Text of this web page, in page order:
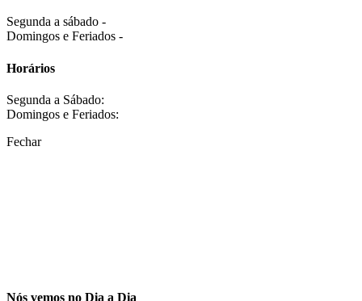
Segunda a sábado -
Domingos e Feriados -
Horários
Segunda a Sábado:
Domingos e Feriados:
Fechar
Nós vemos no Dia a Dia